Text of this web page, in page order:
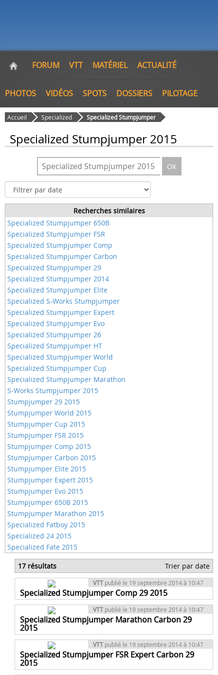
FORUM VTT MATÉRIEL ACTUALITÉ
PHOTOS VIDÉOS SPOTS DOSSIERS PILOTAGE
Accueil Specialized Specialized Stumpjumper
Specialized Stumpjumper 2015
OK
Recherches similaires
Specialized Stumpjumper 650B
Specialized Stumpjumper FSR
Specialized Stumpjumper Comp
Specialized Stumpjumper Carbon
Specialized Stumpjumper 29
Specialized Stumpjumper 2014
Specialized Stumpjumper Elite
Specialized S-Works Stumpjumper
Specialized Stumpjumper Expert
Specialized Stumpjumper Evo
Specialized Stumpjumper 26
Specialized Stumpjumper HT
Specialized Stumpjumper World
Specialized Stumpjumper Cup
Specialized Stumpjumper Marathon
S-Works Stumpjumper 2015
Stumpjumper 29 2015
Stumpjumper World 2015
Stumpjumper Cup 2015
Stumpjumper FSR 2015
Stumpjumper Comp 2015
Stumpjumper Carbon 2015
Stumpjumper Elite 2015
Stumpjumper Expert 2015
Stumpjumper Evo 2015
Stumpjumper 650B 2015
Stumpjumper Marathon 2015
Specialized Fatboy 2015
Specialized 24 2015
Specialized Fate 2015
17 résultats Trier par date
VTT publié le 19 septembre 2014 à 10:47
Specialized Stumpjumper Comp 29 2015
VTT publié le 19 septembre 2014 à 10:47
Specialized Stumpjumper Marathon Carbon 29
2015
VTT publié le 19 septembre 2014 à 10:47
Specialized Stumpjumper FSR Expert Carbon 29
2015